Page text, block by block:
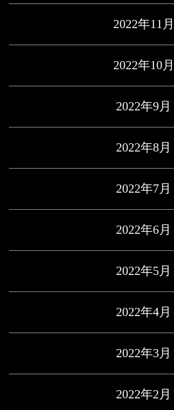
2022年11月
2022年10月
2022年9月
2022年8月
2022年7月
2022年6月
2022年5月
2022年4月
2022年3月
2022年2月